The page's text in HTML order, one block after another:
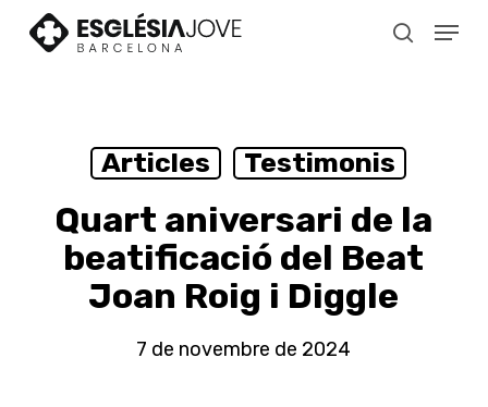
search
Menu
Articles Testimonis
Quart aniversari de la
beatificació del Beat
Joan Roig i Diggle
7 de novembre de 2024